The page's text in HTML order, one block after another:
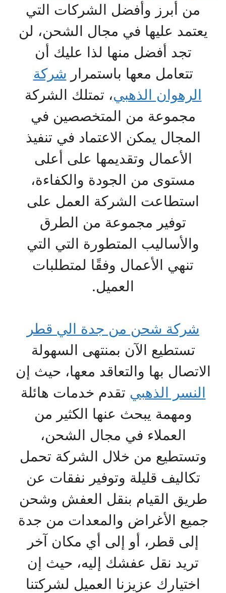
من أبرز وأفضل الشركات التي
يعتمد عليها في مجال الشحن، لن
تجد أفضل منها لذا عليك أن
تتعامل معها باستمرار شركة
الرهوان الذهبي، تمتلك الشركة
مجموعة من المتخصصين في
المجال يمكن الاعتماد في تنفيذ
الأعمال وتقديمها على أعلى
مستوى من الجودة والكفاءة،
استطاعت الشركة العمل على
توفير مجموعة من الطرق
والأساليب المتطورة التي التي
تنهي الأعمال وفقًا لمتطلبات
العميل.
شركة شحن من جدة الي قطر
تستطيع الآن بمنتهى السهولة
الاتصال بها والتعاقد معها، حيث إن
النسر الذهبي تقدم خدمات هائلة
ومهمة يبحث عنها الكثير من
العملاء في مجال الشحن،
وتستطيع من خلال الشركة تحمل
تكاليف قليلة وتوفير نفقات عن
طريق القيام بنقل العفش وشحن
جميع الأغراض والمعدات من جدة
إلى قطر، أو إلى أي مكان آخر
تريد نقل عفشك إليه، حيث إن
اختيارك عزيزنا العميل لشركتنا